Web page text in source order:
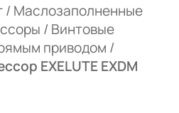
/ Маслозаполненные
/ Винтовые
приводом /
EXELUTE EXDM